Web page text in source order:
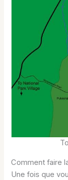
Comment faire
Une fois que